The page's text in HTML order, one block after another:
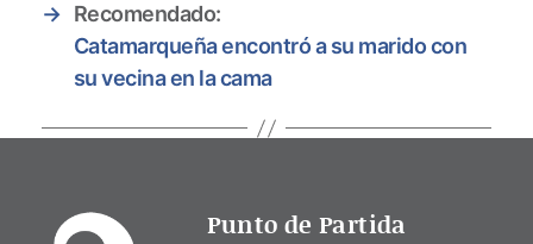
→ Recomendado:
Catamarqueña encontró a su marido con
su vecina en la cama
Punto de Partida